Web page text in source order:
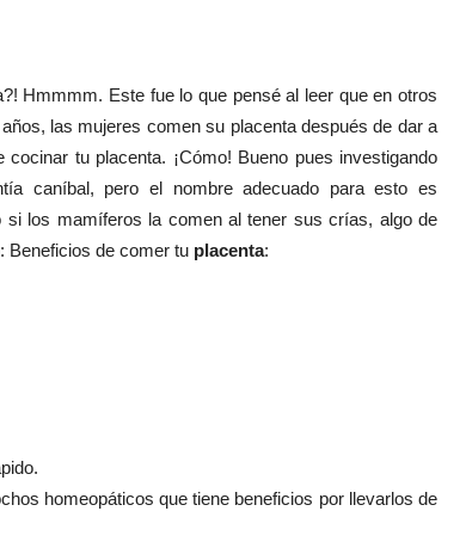
Hmmmm. Este fue lo que pensé al leer que en otros
las mujeres comen su placenta después de dar a
tu placenta. ¡Cómo! Bueno pues investigando
caníbal, pero el nombre adecuado para esto es
si los mamíferos la comen al tener sus crías, algo de
Beneficios de comer tu placenta:
homeopáticos que tiene beneficios por llevarlos de